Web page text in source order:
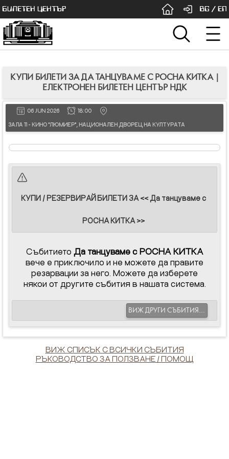
БИЛЕТЕН ЦЕНТЪР BG / EN
КУПИ БИЛЕТИ ЗА ДА ТАНЦУВАМЕ С РОСНА КИТКА |
ЕЛЕКТРОНЕН БИЛЕТЕН ЦЕНТЪР НДК
06 JUN 2026 18:00
ЗАЛА 11 - КИНО "ЛЮМИЕР", НАЦИОНАЛЕН ДВОРЕЦ НА КУЛТУРАТА
КУПИ / РЕЗЕРВИРАЙ БИЛЕТИ ЗА << Да танцуваме с
РОСНА КИТКА >>
Събитието Да танцуваме с РОСНА КИТКА
вече е приключило и не можете да правите
резарвации за него. Можете да изберете
някои от другите събития в нашата система.
ВИЖ ДРУГИ СЪБИТИЯ...
ВИЖ СПИСЪК С ВСИЧКИ СЪБИТИЯ
РЪКОВОДСТВО ЗА ПОЛЗВАНЕ / ПОМОЩ